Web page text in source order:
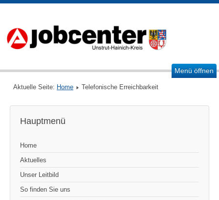
Menü öffnen
Aktuelle Seite: Home Telefonische Erreichbarkeit
Hauptmenü
Home
Aktuelles
Unser Leitbild
So finden Sie uns